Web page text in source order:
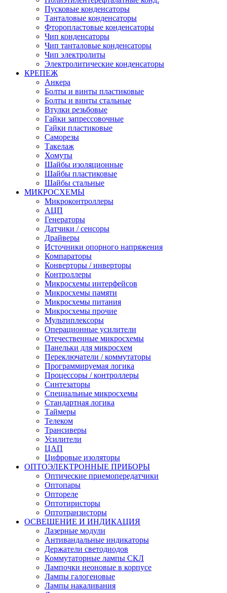
Пусковые конденсаторы
Танталовые конденсаторы
Фторопластовые конденсаторы
Чип конденсаторы
Чип танталовые конденсаторы
Чип электролиты
Электролитические конденсаторы
КРЕПЕЖ
Анкера
Болты и винты пластиковые
Болты и винты стальные
Втулки резьбовые
Гайки запрессовочные
Гайки пластиковые
Саморезы
Такелаж
Хомуты
Шайбы изоляционные
Шайбы пластиковые
Шайбы стальные
МИКРОСХЕМЫ
Микроконтроллеры
АЦП
Генераторы
Датчики / сенсоры
Драйверы
Источники опорного напряжения
Компараторы
Конверторы / инверторы
Контроллеры
Микросхемы интерфейсов
Микросхемы памяти
Микросхемы питания
Микросхемы прочие
Мультиплексоры
Операционные усилители
Отечественные микросхемы
Панельки для микросхем
Переключатели / коммутаторы
Программируемая логика
Процессоры / контроллеры
Синтезаторы
Специальные микросхемы
Стандартная логика
Таймеры
Телеком
Трансиверы
Усилители
ЦАП
Цифровые изоляторы
ОПТОЭЛЕКТРОННЫЕ ПРИБОРЫ
Оптические приемопередатчики
Оптопары
Оптореле
Оптотиристоры
Оптотранзисторы
ОСВЕЩЕНИЕ И ИНДИКАЦИЯ
Лазерные модули
Антивандальные индикаторы
Держатели светодиодов
Коммутаторные лампы СКЛ
Лампочки неоновые в корпусе
Лампы галогеновые
Лампы накаливания